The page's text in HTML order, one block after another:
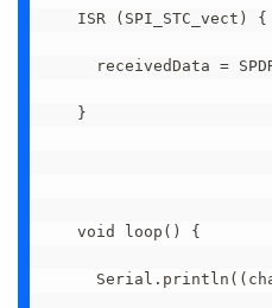
ISR (SPI_STC_vect) {
receivedData =
}
void loop() {